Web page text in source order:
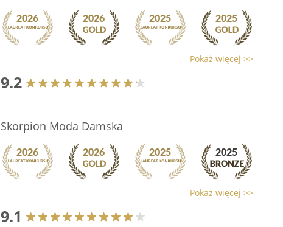
Pokaż więcej >>
9.2
Skorpion Moda Damska
Pokaż więcej >>
9.1